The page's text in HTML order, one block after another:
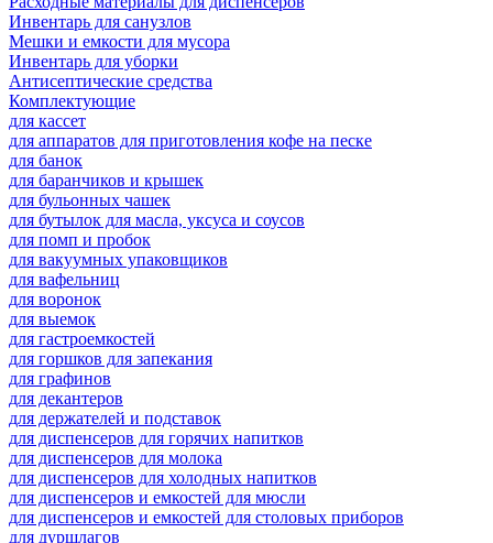
Инвентарь для санузлов
Мешки и емкости для мусора
Инвентарь для уборки
Антисептические средства
Комплектующие
для кассет
для аппаратов для приготовления кофе на песке
для банок
для баранчиков и крышек
для бульонных чашек
для бутылок для масла, уксуса и соусов
для помп и пробок
для вакуумных упаковщиков
для вафельниц
для воронок
для выемок
для гастроемкостей
для горшков для запекания
для графинов
для декантеров
для держателей и подставок
для диспенсеров для горячих напитков
для диспенсеров для молока
для диспенсеров для холодных напитков
для диспенсеров и емкостей для мюсли
для диспенсеров и емкостей для столовых приборов
для дуршлагов